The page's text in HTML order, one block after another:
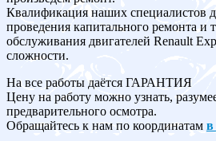
Квалификация наших специалистов
проведения капитального ремонта и
обслуживания двигателей Renault
сложности.
На все работы даётся ГАРАНТИЯ
Цену на работу можно узнать,
предварительного осмотра.
Обращайтесь к нам по координатам в